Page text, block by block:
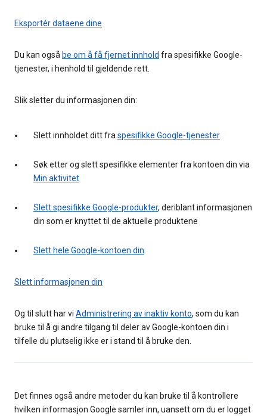
Eksportér dataene dine
Du kan også be om å få fjernet innhold fra spesifikke Google-
tjenester, i henhold til gjeldende rett.
Slik sletter du informasjonen din:
Slett innholdet ditt fra spesifikke Google-tjenester
Søk etter og slett spesifikke elementer fra kontoen din via
Min aktivitet
Slett spesifikke Google-produkter, deriblant informasjonen
din som er knyttet til de aktuelle produktene
Slett hele Google-kontoen din
Slett informasjonen din
Og til slutt har vi Administrering av inaktiv konto, som du kan
bruke til å gi andre tilgang til deler av Google-kontoen din i
tilfelle du plutselig ikke er i stand til å bruke den.
Det finnes også andre metoder du kan bruke til å kontrollere
hvilken informasjon Google samler inn, uansett om du er logget